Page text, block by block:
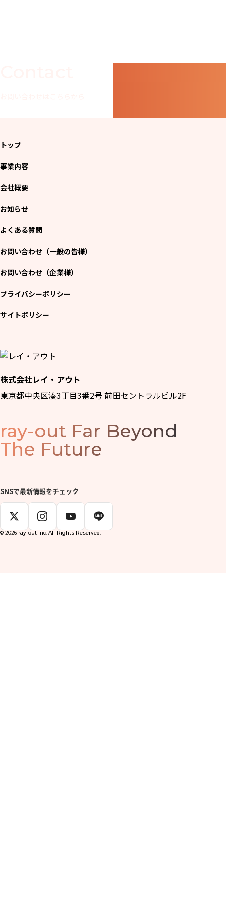
株式会社レイ・アウト
東京都中央区湊3丁目3番2号 前田セントラルビル2F
トップ
事業内容
会社概要
お知らせ
よくある質問
お問い合わせ（一般の皆様）
お問い合わせ（企業様）
プライバシーポリシー
サイトポリシー
ray-out Far Beyond
The Future
SNSで最新情報をチェック
© 2026 ray-out Inc. All Rights Reserved.